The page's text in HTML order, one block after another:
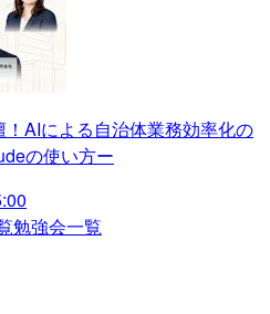
！AIによる自治体業務効率化の
の使い方ー
勉強会一覧